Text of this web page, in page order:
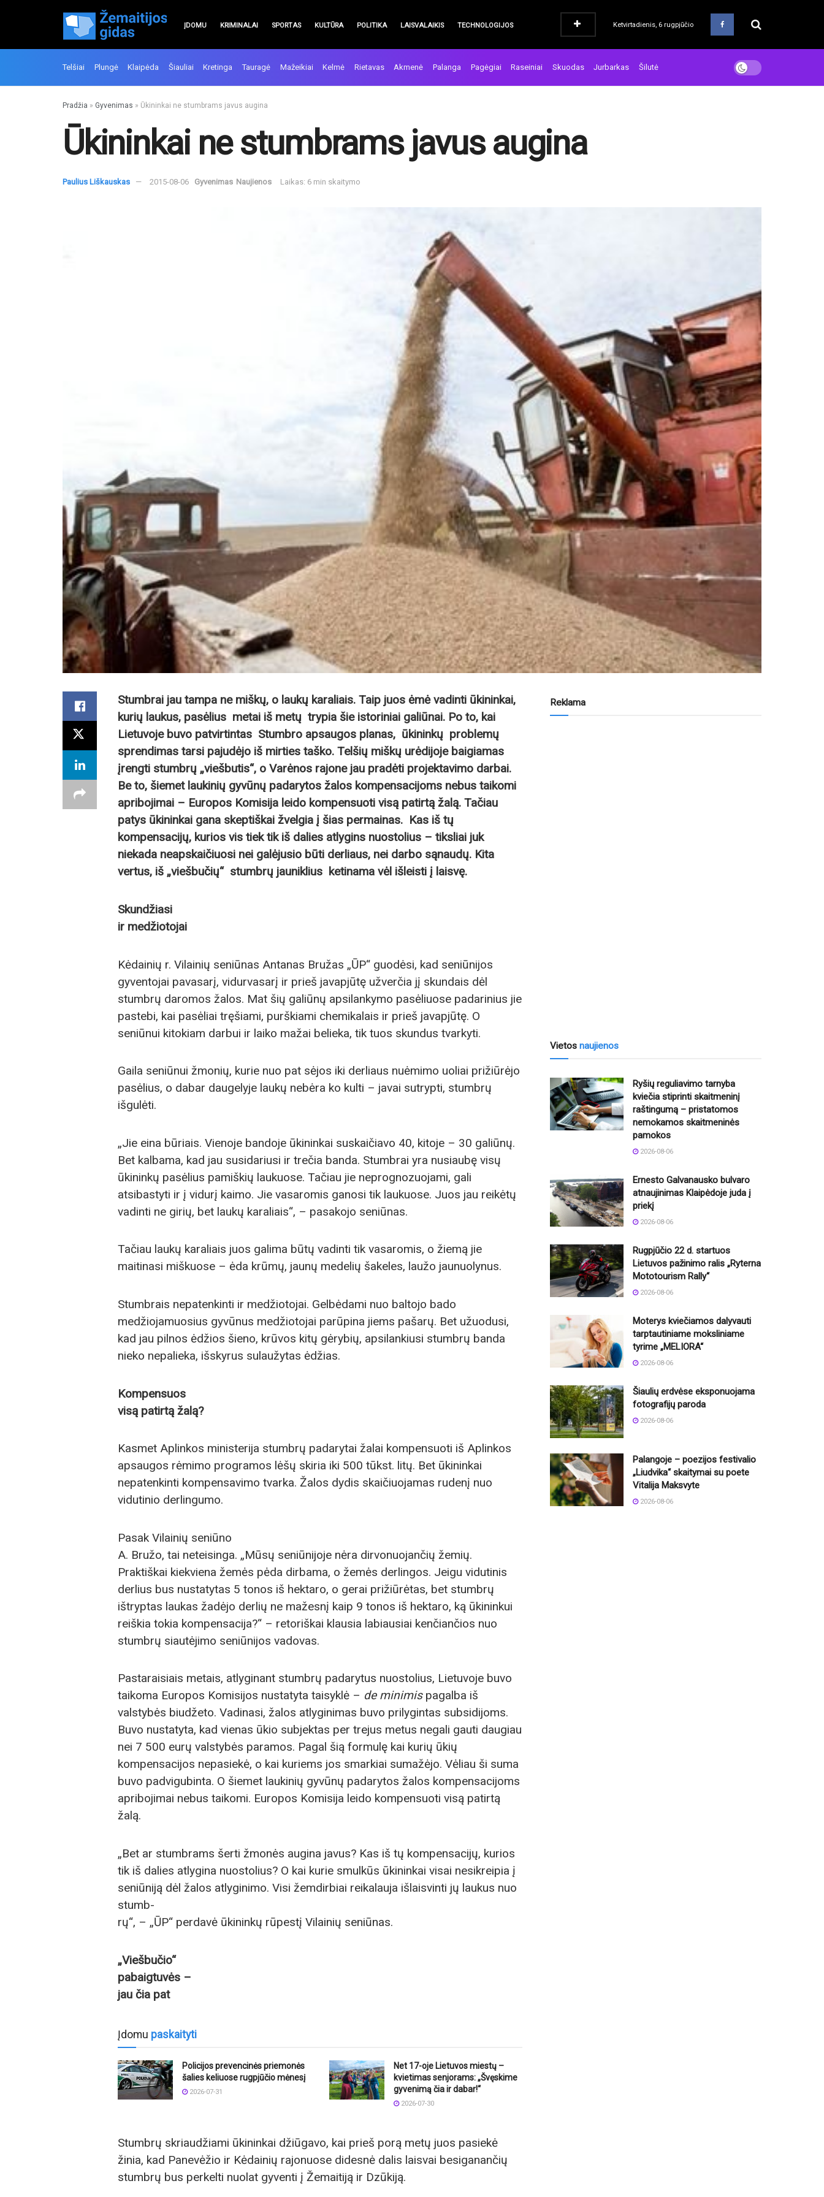
ĮDOMU KRIMINALAI SPORTAS KULTŪRA POLITIKA LAISVALAIKIS TECHNOLOGIJOS Ketvirtadienis, 6 rugpjūčio
Telšiai Plungė Klaipėda Šiauliai Kretinga Tauragė Mažeikiai Kelmė Rietavas Akmenė Palanga Pagėgiai Raseiniai Skuodas Jurbarkas Šilutė
Pradžia » Gyvenimas » Ūkininkai ne stumbrams javus augina
Ūkininkai ne stumbrams javus augina
Paulius Liškauskas 2015-08-06 Gyvenimas Naujienos Laikas: 6 min skaitymo
Stumbrai jau tampa ne miškų, o laukų karaliais. Taip juos ėmė vadinti ūkininkai,
kurių laukus, pasėlius metai iš metų trypia šie istoriniai galiūnai. Po to, kai
Lietuvoje buvo patvirtintas Stumbro apsaugos planas, ūkininkų problemų
sprendimas tarsi pajudėjo iš mirties taško. Telšių miškų urėdijoje baigiamas
įrengti stumbrų „viešbutis“, o Varėnos rajone jau pradėti projektavimo darbai.
Be to, šiemet laukinių gyvūnų padarytos žalos kompensacijoms nebus taikomi
apribojimai – Europos Komisija leido kompensuoti visą patirtą žalą. Tačiau
patys ūkininkai gana skeptiškai žvelgia į šias permainas. Kas iš tų
kompensacijų, kurios vis tiek tik iš dalies atlygins nuostolius – tiksliai juk
niekada neapskaičiuosi nei galėjusio būti derliaus, nei darbo sąnaudų. Kita
vertus, iš „viešbučių“ stumbrų jauniklius ketinama vėl išleisti į laisvę.
Skundžiasi
ir medžiotojai
Kėdainių r. Vilainių seniūnas Antanas Bružas „ŪP“ guodėsi, kad seniūnijos
gyventojai pavasarį, vidurvasarį ir prieš javapjūtę užverčia jį skundais dėl
stumbrų daromos žalos. Mat šių galiūnų apsilankymo pasėliuose padarinius jie
pastebi, kai pasėliai tręšiami, purškiami chemikalais ir prieš javapjūtę. O
seniūnui kitokiam darbui ir laiko mažai belieka, tik tuos skundus tvarkyti.
Gaila seniūnui žmonių, kurie nuo pat sėjos iki derliaus nuėmimo uoliai prižiūrėjo
pasėlius, o dabar daugelyje laukų nebėra ko kulti – javai sutrypti, stumbrų
išgulėti.
„Jie eina būriais. Vienoje bandoje ūkininkai suskaičiavo 40, kitoje – 30 galiūnų.
Bet kalbama, kad jau susidariusi ir trečia banda. Stumbrai yra nusiaubę visų
ūkininkų pasėlius pamiškių laukuose. Tačiau jie neprognozuojami, gali
atsibastyti ir į vidurį kaimo. Jie vasaromis ganosi tik laukuose. Juos jau reikėtų
vadinti ne girių, bet laukų karaliais“, – pasakojo seniūnas.
Tačiau laukų karaliais juos galima būtų vadinti tik vasaromis, o žiemą jie
maitinasi miškuose – ėda krūmų, jaunų medelių šakeles, laužo jaunuolynus.
Stumbrais nepatenkinti ir medžiotojai. Gelbėdami nuo baltojo bado
medžiojamuosius gyvūnus medžiotojai parūpina jiems pašarų. Bet užuodusi,
kad jau pilnos ėdžios šieno, krūvos kitų gėrybių, apsilankiusi stumbrų banda
nieko nepalieka, išskyrus sulaužytas ėdžias.
Kompensuos
visą patirtą žalą?
Kasmet Aplinkos ministerija stumbrų padarytai žalai kompensuoti iš Aplinkos
apsaugos rėmimo programos lėšų skiria iki 500 tūkst. litų. Bet ūkininkai
nepatenkinti kompensavimo tvarka. Žalos dydis skaičiuojamas rudenį nuo
vidutinio derlingumo.
Pasak Vilainių seniūno
A. Bružo, tai neteisinga. „Mūsų seniūnijoje nėra dirvonuojančių žemių.
Praktiškai kiekviena žemės pėda dirbama, o žemės derlingos. Jeigu vidutinis
derlius bus nustatytas 5 tonos iš hektaro, o gerai prižiūrėtas, bet stumbrų
ištryptas laukas žadėjo derlių ne mažesnį kaip 9 tonos iš hektaro, ką ūkininkui
reiškia tokia kompensacija?“ – retoriškai klausia labiausiai kenčiančios nuo
stumbrų siautėjimo seniūnijos vadovas.
Pastaraisiais metais, atlyginant stumbrų padarytus nuostolius, Lietuvoje buvo
taikoma Europos Komisijos nustatyta taisyklė – de minimispagalba iš
valstybės biu­džeto. Vadinasi, žalos atlyginimas buvo prilygintas subsidijoms.
Buvo nustatyta, kad vienas ūkio subjektas per trejus metus negali gauti daugiau
nei 7 500 eurų valstybės paramos. Pagal šią formulę kai kurių ūkių
kompensacijos nepasiekė, o kai kuriems jos smarkiai sumažėjo. Vėliau ši suma
buvo padvigubinta. O šiemet laukinių gyvūnų padarytos žalos kompensacijoms
apribojimai nebus taikomi. Europos Komisija leido kompensuoti visą patirtą
žalą.
„Bet ar stumbrams šerti žmonės augina javus? Kas iš tų kompensacijų, kurios
tik iš dalies atlygina nuostolius? O kai kurie smulkūs ūkininkai visai nesikreipia į
seniūniją dėl žalos atlyginimo. Visi žemdirbiai reikalauja išlaisvinti jų laukus nuo
stumb-
rų“, – „ŪP“ perdavė ūkininkų rūpestį Vilainių seniūnas.
„Viešbučio“
pabaigtuvės –
jau čia pat
Įdomu paskaityti
Policijos prevencinės priemonės
šalies keliuose rugpjūčio mėnesį
2026-07-31
Net 17-oje Lietuvos miestų –
kvietimas senjorams: „Švęskime
gyvenimą čia ir dabar!“
2026-07-30
Stumbrų skriaudžiami ūkininkai džiūgavo, kai prieš porą metų juos pasiekė
žinia, kad Panevėžio ir Kėdainių rajonuose didesnė dalis laisvai besiganančių
stumbrų bus perkelti nuolat gyventi į Žemaitiją ir Dzūkiją.
Reklama
Vietos naujienos
Ryšių reguliavimo tarnyba
kviečia stiprinti skaitmeninį
raštingumą – pristatomos
nemokamos skaitmeninės
pamokos
2026-08-06
Ernesto Galvanausko bulvaro
atnaujinimas Klaipėdoje juda į
priekį
2026-08-06
Rugpjūčio 22 d. startuos
Lietuvos pažinimo ralis „Ryterna
Mototourism Rally“
2026-08-06
Moterys kviečiamos dalyvauti
tarptautiniame moksliniame
tyrime „MELIORA“
2026-08-06
Šiaulių erdvėse eksponuojama
fotografijų paroda
2026-08-06
Palangoje – poezijos festivalio
„Liudvika“ skaitymai su poete
Vitalija Maksvyte
2026-08-06